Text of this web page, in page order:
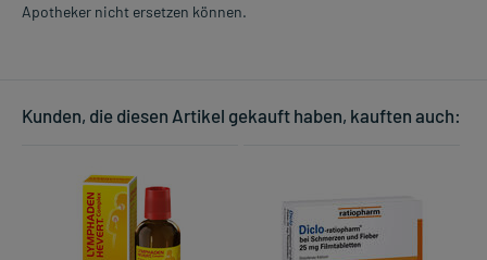
Apotheker nicht ersetzen können.
Kunden, die diesen Artikel gekauft haben, kauften auch: